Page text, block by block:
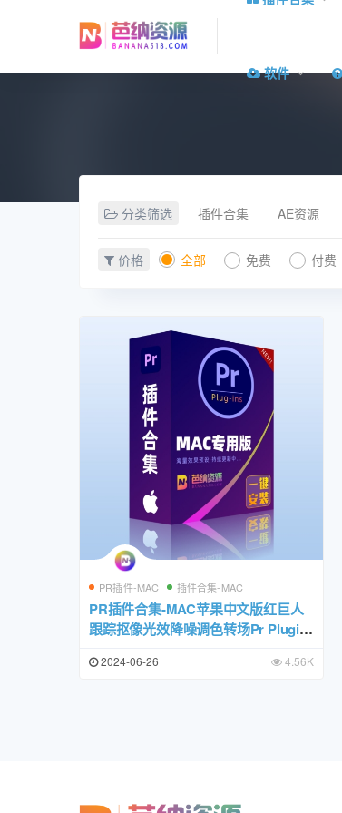
软件
分类筛选 插件合集 AE资源
价格 全部 免费 付费
PR插件-MAC 插件合集-MAC
PR插件合集-MAC苹果中文版红巨人
跟踪抠像光效降噪调色转场Pr Plugin
2024-06-26 4.56K